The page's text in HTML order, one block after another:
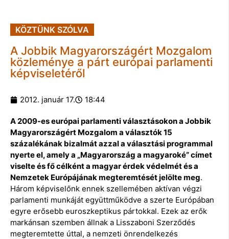
KÖZTÜNK SZÓLVA
A Jobbik Magyarországért Mozgalom
közleménye a párt európai parlamenti
képviseletéről
2012. január 17. 18:44
A 2009-es európai parlamenti választásokon a Jobbik
Magyarországért Mozgalom a választók 15
százalékának bizalmát azzal a választási programmal
nyerte el, amely a „Magyarország a magyaroké” címet
viselte és fő célként a magyar érdek védelmét és a
Nemzetek Európájának megteremtését jelölte meg.
Három képviselőnk ennek szellemében aktívan végzi
parlamenti munkáját együttműködve a szerte Európában
egyre erősebb euroszkeptikus pártokkal. Ezek az erők
markánsan szemben állnak a Lisszaboni Szerződés
megteremtette úttal, a nemzeti önrendelkezés